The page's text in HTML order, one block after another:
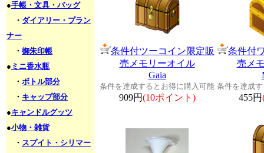
●手帳・文具・バッグ
・ ダイアリー・プラン
ナー
・ 御朱印帳
● ミニ香水瓶
・ ボトル部分
・ キャップ部分
●キャンドルグッツ
●小物・雑貨
・ スプイト・シリマー
条件付ツーコイン限定販
売メモリーオイル
Gaia
条件を達成するとお得に購入可能
909円(10ポイント)
条件付
売メ
条件を達成
455円